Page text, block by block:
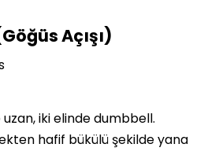
Açışı)
uzan, iki elinde dumbbell.
hafif bükülü şekilde yana